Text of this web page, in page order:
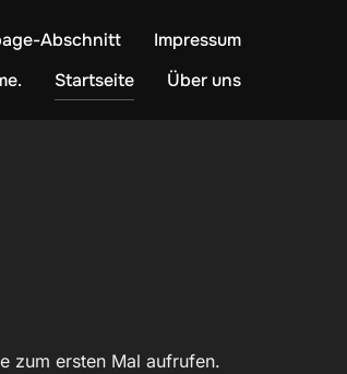
Abschnitt
Impressum
Startseite Über uns
zum ersten Mal aufrufen.